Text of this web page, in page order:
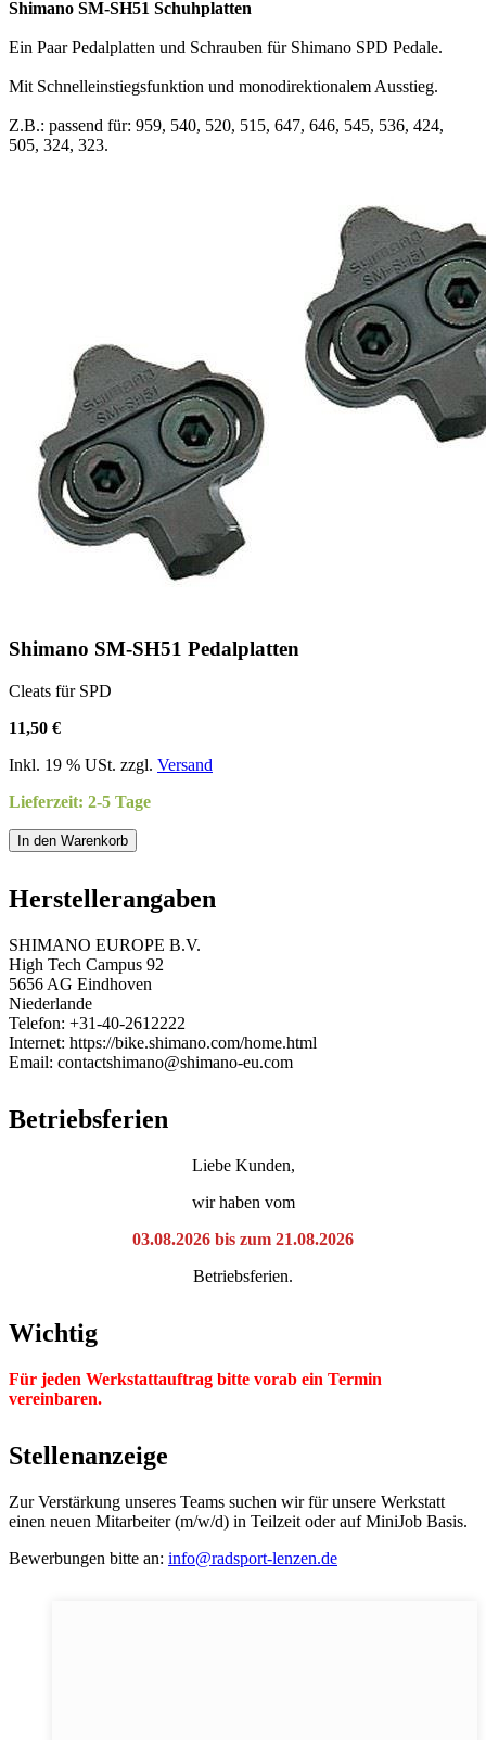
Shimano SM-SH51 Schuhplatten
Ein Paar Pedalplatten und Schrauben für Shimano SPD Pedale.
Mit Schnelleinstiegsfunktion und monodirektionalem Ausstieg.
Z.B.: passend für: 959, 540, 520, 515, 647, 646, 545, 536, 424,
505, 324, 323.
Shimano SM-SH51 Pedalplatten
Cleats für SPD
11,50 €
Inkl. 19 % USt. zzgl. Versand
Lieferzeit: 2-5 Tage
In den Warenkorb
Herstellerangaben
SHIMANO EUROPE B.V.
High Tech Campus 92
5656 AG Eindhoven
Niederlande
Telefon: +31-40-2612222
Internet: https://bike.shimano.com/home.html
Email: contactshimano@shimano-eu.com
Betriebsferien
Liebe Kunden,
wir haben vom
03.08.2026 bis zum 21.08.2026
Betriebsferien.
Wichtig
Für jeden Werkstattauftrag bitte vorab ein Termin
vereinbaren.
Stellenanzeige
Zur Verstärkung unseres Teams suchen wir für unsere Werkstatt
einen neuen Mitarbeiter (m/w/d) in Teilzeit oder auf MiniJob Basis.
Bewerbungen bitte an: info@radsport-lenzen.de